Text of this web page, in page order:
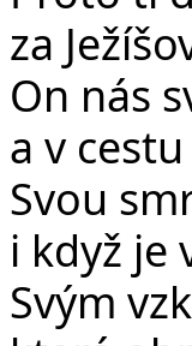
za
On nás
a v
Svou
i když je
Svým